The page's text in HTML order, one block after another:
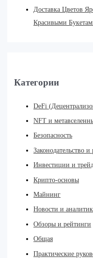
Доставка Цветов
Красивыми
Категории
DeFi
NFT и
Безопасность
Законодательство и
Инвестиции и
Крипто-основы
Майнинг
Новости и
Обзоры и рейтинги
Общая
Практические